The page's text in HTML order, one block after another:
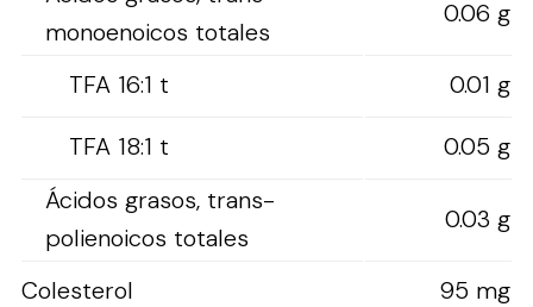
monoenoicos totales
0.06 g
TFA 16:1 t
0.01 g
TFA 18:1 t
0.05 g
Ácidos grasos, trans-
polienoicos totales
0.03 g
Colesterol 95 mg